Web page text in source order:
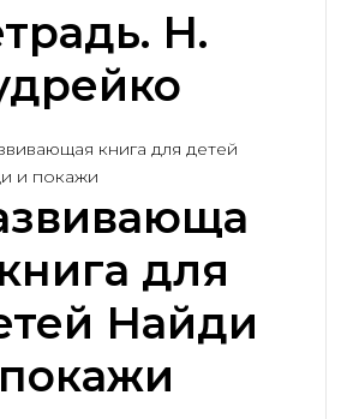
Н.
для
Найди